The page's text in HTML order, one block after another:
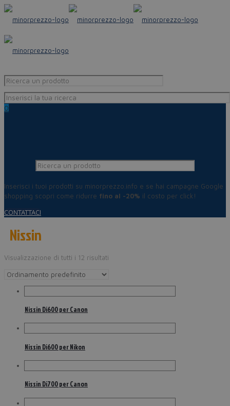
0
Inserisci i tuoi prodotti su minorprezzo.info e se hai campagne Google
shopping scopri come ridurre fino al -20% il costo per click!
CONTATTACI
Nissin
Visualizzazione di tutti i 12 risultati
Nissin Di600 per Canon
Nissin Di600 per Nikon
Nissin Di700 per Canon